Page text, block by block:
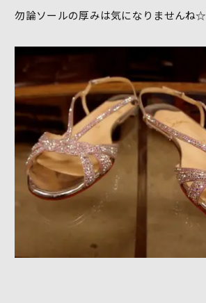
勿論ソールの厚みは気になりませんね☆